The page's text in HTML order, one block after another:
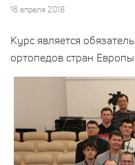
16 апреля 2018
Курс является
ортопедов стран